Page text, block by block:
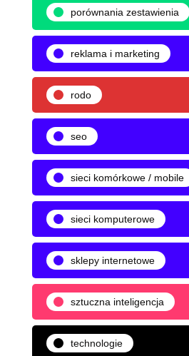
porównania zestawienia
reklama i marketing
rodo
seo
sieci komórkowe / mobile
sieci komputerowe
sklepy internetowe
sztuczna inteligencja
technologie